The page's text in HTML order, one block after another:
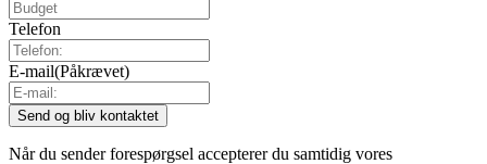
Telefon
E-mail(Påkrævet)
Når du sender forespørgsel accepterer du samtidig vores